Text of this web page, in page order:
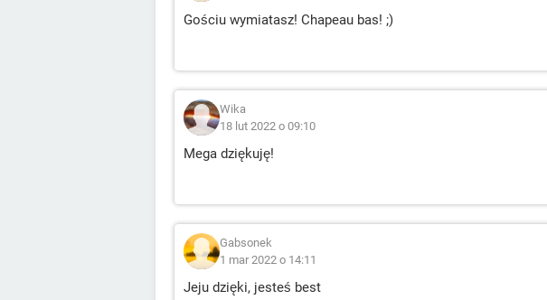
Gościu wymiatasz! Chapeau bas! ;)
Wika
18 lut 2022 o 09:10
Mega dziękuję!
Gabsonek
1 mar 2022 o 14:11
Jeju dzięki, jesteś best